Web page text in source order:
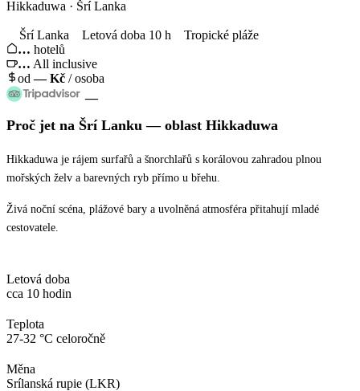
Hikkaduwa · Šrí Lanka
Šrí Lanka Letová doba 10 h
Tropické pláže
… hotelů
… All inclusive
od—Kč / osoba
—
Proč jet na Šrí Lanku — oblast Hikkaduwa
Hikkaduwa je rájem surfařů a šnorchlařů s korálovou zahradou plnou
mořských želv a barevných ryb přímo u břehu.
Živá noční scéna, plážové bary a uvolněná atmosféra přitahují mladé
cestovatele.
Letová doba
cca 10 hodin
Teplota
27-32 °C celoročně
Měna
Srílanská rupie (LKR)